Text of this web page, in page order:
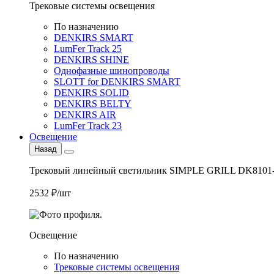
Трековые системы освещения
По назначению
DENKIRS SMART
LumFer Track 25
DENKIRS SHINE
Однофазные шинопроводы
SLOTT for DENKIRS SMART
DENKIRS SOLID
DENKIRS BELTY
DENKIRS AIR
LumFer Track 23
Освещение
Назад
Трековый линейный светильник SIMPLE GRILL
2532 ₽/шт
Освещение
По назначению
Трековые системы освещения